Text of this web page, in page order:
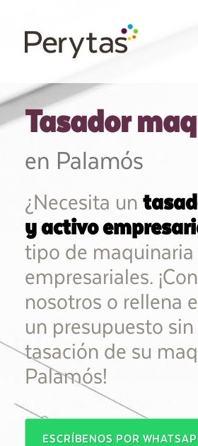
Tasador
en Palamós
¿Necesita un
y activo
tipo de maquinaria
empresariales.
nosotros o rellena
un presupuesto
tasación de su
Palamós!
ESCRÍBENOS POR